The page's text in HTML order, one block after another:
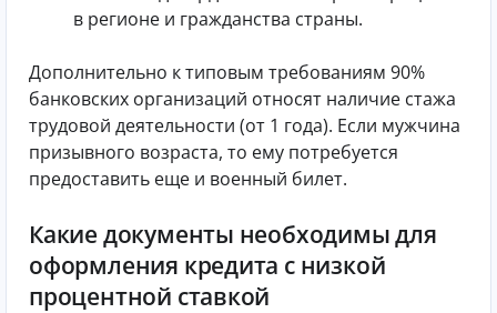
в регионе и гражданства страны.
Дополнительно к типовым требованиям 90%
банковских организаций относят наличие стажа
трудовой деятельности (от 1 года). Если мужчина
призывного возраста, то ему потребуется
предоставить еще и военный билет.
Какие документы необходимы для
оформления кредита с низкой
процентной ставкой